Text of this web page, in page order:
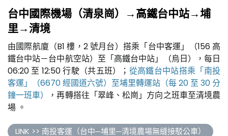
台中國際機場（清泉崗）→高鐵台中站→埔
里→清境
由國際航廈（B1 樓，2 號月台）搭乘「台中客運」（156 高
鐵台中站－台中航空站）至「高鐵台中站」（烏日），每日
06:20 至 12:50 行駛（共五班）； 從高鐵台中站搭乘「南投
客運」（6670 經國道六號）至埔里轉運站（每 20 至 30 分
鐘一班車）
，再轉搭往「翠峰、松崗」方向之班車至清境農
場 。
LINK >> 南投客運（台中─埔里─清境農場無縫接駁公車）